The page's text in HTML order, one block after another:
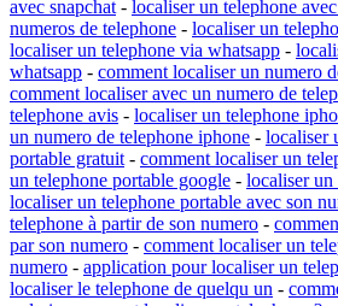
avec snapchat- localiser un telephone
numeros de telephone - localiser un
localiser un telephone via whatsapp -
whatsapp - comment localiser un numero
comment localiser avec un numero de
telephone avis - localiser un telephone
un numero de telephone iphone - localiser
portable gratuit- comment localiser un
un telephone portable google - localiser un
localiser un telephone portable avec son
telephone à partir de son numero -
par son numero - comment localiser un
numero - application pour localiser un
localiser le telephone de quelqu un -